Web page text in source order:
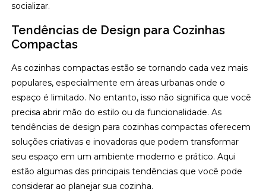
socializar.
Tendências de Design para Cozinhas
Compactas
As cozinhas compactas estão se tornando cada vez mais
populares, especialmente em áreas urbanas onde o
espaço é limitado. No entanto, isso não significa que você
precisa abrir mão do estilo ou da funcionalidade. As
tendências de design para cozinhas compactas oferecem
soluções criativas e inovadoras que podem transformar
seu espaço em um ambiente moderno e prático. Aqui
estão algumas das principais tendências que você pode
considerar ao planejar sua cozinha.